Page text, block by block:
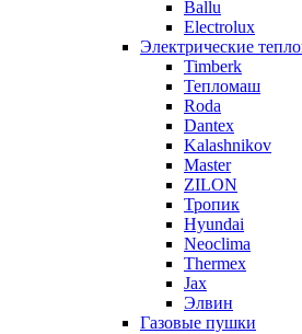
Ballu
Electrolux
Электрические
Timberk
Тепломаш
Roda
Dantex
Kalashnikov
Master
ZILON
Тропик
Hyundai
Neoclima
Thermex
Jax
Элвин
Газовые пушки